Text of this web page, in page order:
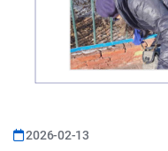
2026-02-13